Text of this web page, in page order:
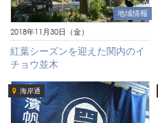
地域情報
2018年11月30日（金）
紅葉シーズンを迎えた関内のイ
チョウ並木
海岸通